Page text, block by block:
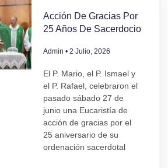
Acción De Gracias Por
25 Años De Sacerdocio
Admin 2 Julio, 2026
El P. Mario, el P. Ismael y
el P. Rafael, celebraron el
pasado sábado 27 de
junio una Eucaristía de
acción de gracias por el
25 aniversario de su
ordenación sacerdotal